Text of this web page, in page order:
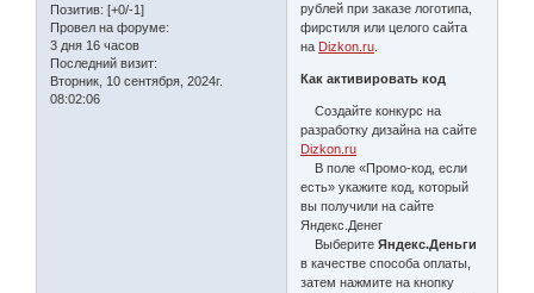
Позитив: [+0/-1]
Провел на форуме:
3 дня 16 часов
Последний визит:
Вторник, 10 сентября, 2024г.
08:02:06
рублей при заказе логотипа,
фирстиля или целого сайта
на Dizkon.ru
Как активировать код
Создайте конкурс на
разработку дизайна на сайте
Dizkon.ru
В поле «Промо-код, если
есть» укажите код, который
вы получили на сайте
Яндекс.Денег
ВыберитеЯндекс.Деньги
в качестве способа оплаты,
затем нажмите на кнопку